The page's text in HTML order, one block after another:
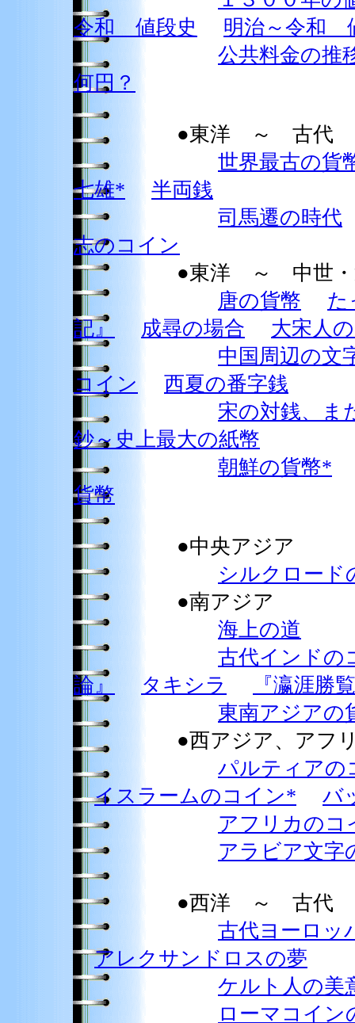
令和 値段史
明治～令和
公共料金の推
何円？
●東洋 ～ 古代
世界最古の貨
七雄*
半両銭
司馬遷の時代
志のコイン
●東洋 ～ 中世・近
唐の貨幣
た
記』
成尋の場合
大宋人
中国周辺の文
コイン
西夏の番字銭
宋の対銭、ま
鈔～史上最大の紙幣
朝鮮の貨幣*
貨幣
●中央アジア
シルクロード
●南アジア
海上の道
古代インドの
論』
タキシラ
『瀛涯勝
東南アジアの
●西アジア、アフリ
パルティアの
イスラームのコイン*
バ
アフリカのコ
アラビア文字
●西洋 ～ 古代
古代ヨーロッ
アレクサンドロスの夢
ケルト人の美
ローマコイン